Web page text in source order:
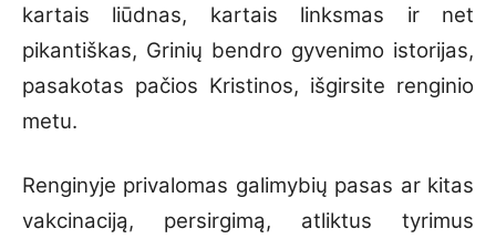
kartais liūdnas, kartais linksmas ir net
pikantiškas, Grinių bendro gyvenimo istorijas,
pasakotas pačios Kristinos, išgirsite renginio
metu.
Renginyje privalomas galimybių pasas ar kitas
vakcinaciją, persirgimą, atliktus tyrimus